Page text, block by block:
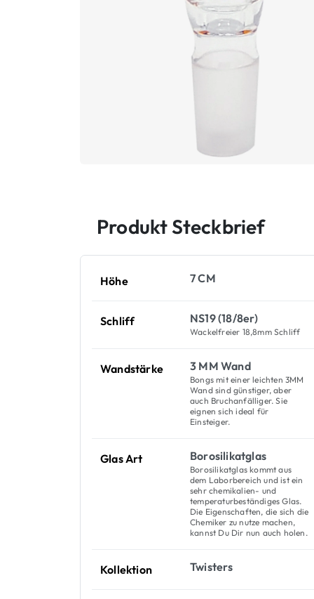
Produkt Steckbrief
Höhe 7 CM
Schliff NS19 (18/8er)
Wackelfreier 18,8mm Schliff
Wandstärke 3 MM Wand
Bongs mit einer leichten 3MM
Wand sind günstiger, aber
auch Bruchanfälliger. Sie
eignen sich ideal für
Einsteiger.
Glas Art Borosilikatglas
Borosilikatglas kommt aus
dem Laborbereich und ist ein
sehr chemikalien- und
temperaturbeständiges Glas.
Die Eigenschaften, die sich die
Chemiker zu nutze machen,
kannst Du Dir nun auch holen.
Kollektion Twisters